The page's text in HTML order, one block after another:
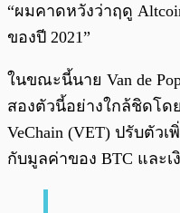
“ผมคาดหวังว่าฤดู
ของปี 2021”
ในขณะนี้นาย Van de
สองตัวนี้อย่างใกล้ชิดโด
VeChain (VET) ปรับตัว
กับมูลค่าของ BTC และ